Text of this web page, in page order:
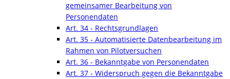
gemeinsamer Bearbeitung von
Personendaten
Art. 34 - Rechtsgrundlagen
Art. 35 - Automatisierte Datenbearbeitung im
Rahmen von Pilotversuchen
Art. 36 - Bekanntgabe von Personendaten
Art. 37 - Widerspruch gegen die Bekanntgabe